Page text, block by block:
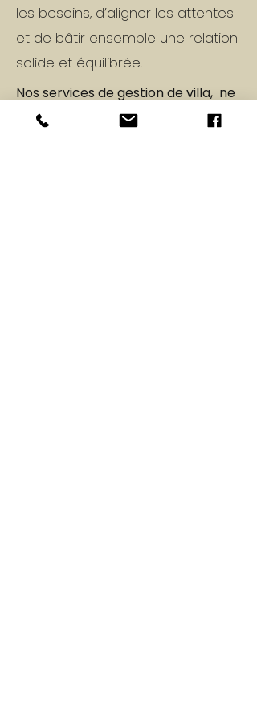
les besoins, d’aligner les attentes
et de bâtir ensemble une relation
solide et équilibrée.
​Nos services de gestion de villa, ne
s’inscrivent jamais dans une logique
de “one shot”.